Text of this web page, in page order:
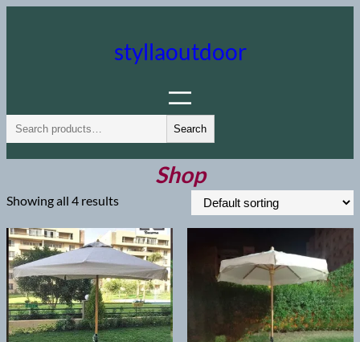
styllaoutdoor
e
a
c
Search
Shop
Showing all 4 results